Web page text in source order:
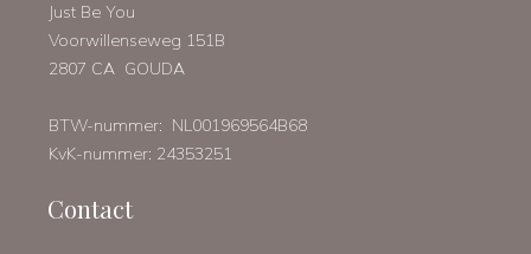
Just Be You
Voorwillenseweg 151B
2807 CA GOUDA
BTW-nummer: NL001969564B68
KvK-nummer: 24353251
Contact